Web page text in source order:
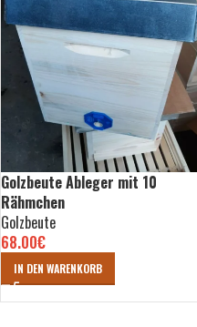
Golzbeute Ableger mit 10
Rähmchen
Golzbeute
68.00€
IN DEN WARENKORB